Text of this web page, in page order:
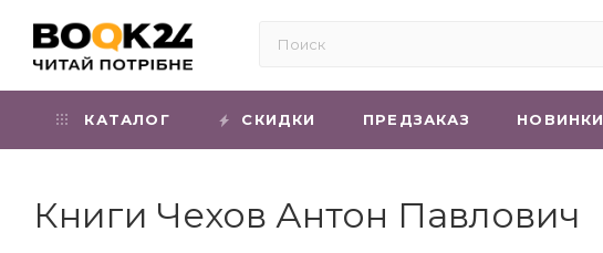
КАТАЛОГ СКИДКИ ПРЕДЗАКАЗ НОВИНКИ
Книги Чехов Антон Павлович